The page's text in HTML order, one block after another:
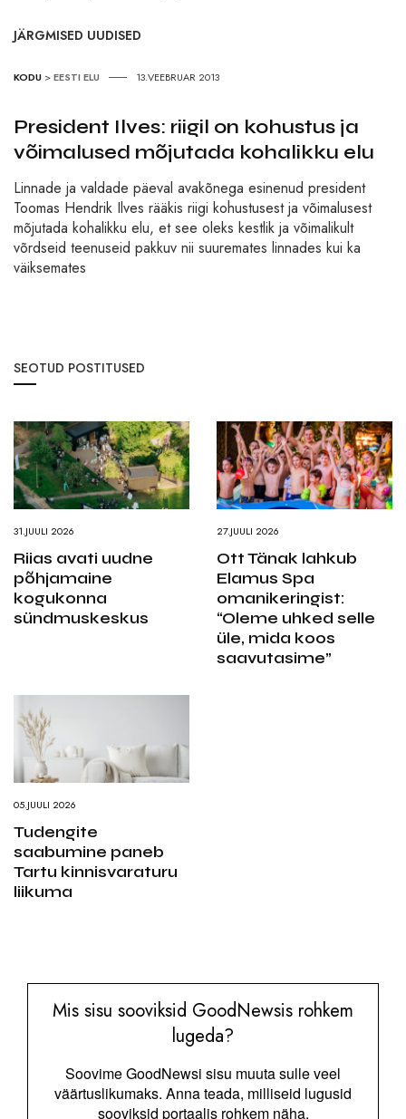
JÄRGMISED UUDISED
KODU >EESTI ELU 13.VEEBRUAR 2013
President Ilves: riigil on kohustus ja
võimalused mõjutada kohalikku elu
Linnade ja valdade päeval avakõnega esinenud president
Toomas Hendrik Ilves rääkis riigi kohustusest ja võimalusest
mõjutada kohalikku elu, et see oleks kestlik ja võimalikult
võrdseid teenuseid pakkuv nii suuremates linnades kui ka
väiksemates
SEOTUD POSTITUSED
31.JUULI 2026
Riias avati uudne
põhjamaine
kogukonna
sündmuskeskus
27.JUULI 2026
Ott Tänak lahkub
Elamus Spa
omanikeringist:
“Oleme uhked selle
üle, mida koos
saavutasime”
05.JUULI 2026
Tudengite
saabumine paneb
Tartu kinnisvaraturu
liikuma
Mis sisu sooviksid GoodNewsis rohkem
lugeda?
Soovime GoodNewsi sisu muuta sulle veel
väärtuslikumaks. Anna teada, milliseid lugusid
sooviksid portaalis rohkem näha.